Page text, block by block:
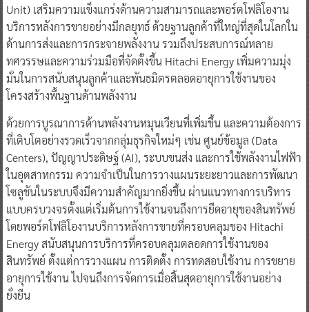
Unit) เสริมความแข็งแกร่งด้านความสามารถและพอร์ตโฟลิโองาน
บริการหลังการขายอย่างมีกลยุทธ์ ด้วยฐานลูกค้าที่ใหญ่ที่สุดในโลกใน
ด้านการส่งและการกระจายพลังงาน รวมถึงประสบการณ์หลาย
ทศวรรษและความร่วมมือที่จัดตั้งขึ้น Hitachi Energy เพิ่มความมุ่ง
มั่นในการสนับสนุนลูกค้าและพันธมิตรตลอดอายุการใช้งานของ
โครงสร้างพื้นฐานด้านพลังงาน
ด้วยการบูรณาการด้านพลังงานหมุนเวียนที่เพิ่มขึ้น และความต้องการ
ที่เติบโตอย่างรวดเร็วจากกลุ่มธุรกิจใหม่ๆ เช่น ศูนย์ข้อมูล (Data
Centers), ปัญญาประดิษฐ์ (AI), ระบบขนส่ง และการใช้พลังงานไฟฟ้า
ในอุตสาหกรรม ความจำเป็นในการวางแผนระยะยาวและการพัฒนา
โซลูชันในระบบจึงมีความสำคัญมากยิ่งขึ้น ผ่านแนวทางการบริหาร
แบบครบวงจรตั้งแต่เริ่มต้นการใช้งานจนถึงการยืดอายุของสินทรัพย์
โดยพอร์ตโฟลิโองานบริการหลังการขายที่ครอบคลุมของ Hitachi
Energy สนับสนุนการบริการที่ครอบคลุมตลอดการใช้งานของ
สินทรัพย์ ตั้งแต่การวางแผน การติดตั้ง การทดสอบใช้งาน การขยาย
อายุการใช้งาน ไปจนถึงการจัดการเมื่อสิ้นสุดอายุการใช้งานอย่าง
ยั่งยืน